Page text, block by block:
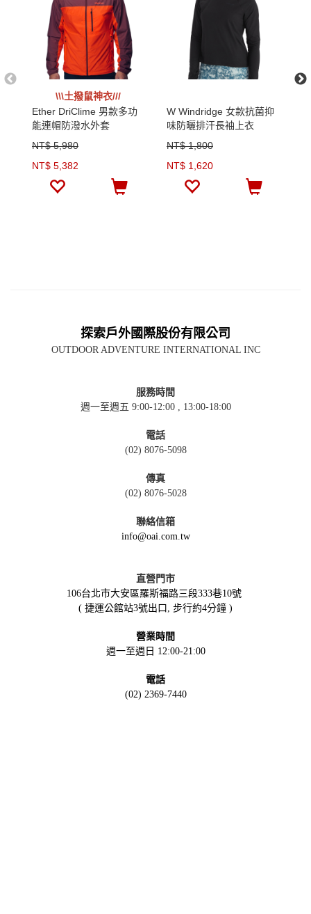
\\\土撥鼠神衣///
Ether DriClime 男款多功
能連帽防潑水外套
NT$ 5,980
NT$ 5,382
W Windridge 女款抗菌抑
味防曬排汗長袖上衣
NT$ 1,800
NT$ 1,620
探索戶外國際股份有限公司
OUTDOOR ADVENTURE INTERNATIONAL INC
服務時間
週一至週五 9:00-12:00 , 13:00-18:00
電話
(02) 8076-5098
傳真
(02) 8076-5028
聯絡信箱
info@oai.com.tw
直營門市
106台北市大安區羅斯福路三段333巷10號
( 捷運公館站3號出口, 步行約4分鐘 )
營業時間
週一至週日 12:00-21:00
電話
(02) 2369-7440